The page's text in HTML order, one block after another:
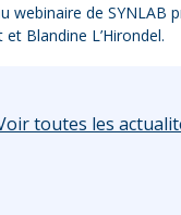
webinaire de SYNLAB
Blandine L’Hirondel.
toutes les